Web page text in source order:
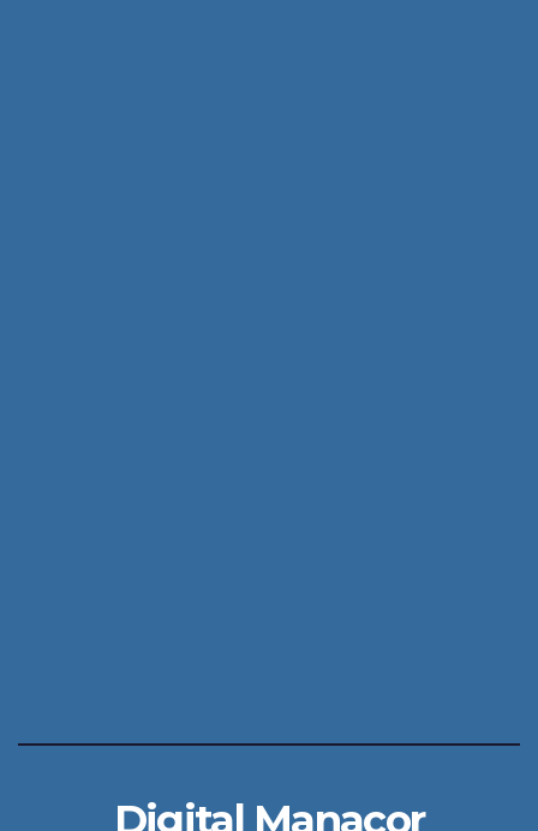
Digital Manacor